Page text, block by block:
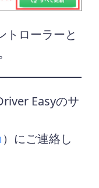
トローラーと
Easyのサ
）にご連絡し